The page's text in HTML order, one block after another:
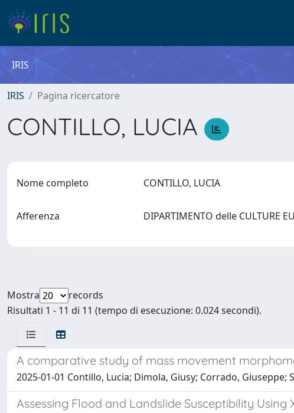
IRIS
IRIS Pagina ricercatore
CONTILLO, LUCIA
Nome completo CONTILLO, LUCIA
Afferenza DIPARTIMENTO delle CULTURE
Mostra
records
Risultati 1 - 11 di 11 (tempo di esecuzione: 0.024 secondi).
A comparative study of mass movement
2025-01-01 Contillo, Lucia; Dimola, Giusy; Corrado, Giuseppe;
Assessing Flood and Landslide Susceptibility